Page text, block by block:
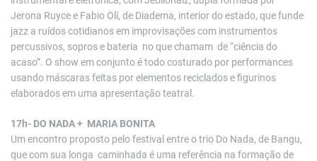
Jerona Ruyce e Fabio Olí, de Diadema, interior do estado, que funde
jazz a ruídos cotidianos em improvisações com instrumentos
percussivos, sopros e bateria no que chamam de “ciência do
acaso”. O show em conjunto é todo costurado por performances
usando máscaras feitas por elementos reciclados e figurinos
elaborados em uma apresentação teatral.
17h- DO NADA + MARIA BONITA
Um encontro proposto pelo festival entre o trio Do Nada, de Bangu,
que com sua longa caminhada é uma referência na formação de